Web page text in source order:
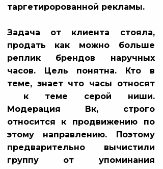
таргетиророванной рекламы.
Задача от клиента стояла,
продать как можно больше
реплик брендов наручных
часов. Цель понятна. Кто в
теме, знает что часы относят
к теме серой ниши.
Модерация Вк, строго
относится к продвижению по
этому направлению. Поэтому
предварительно вычистили
группу от упоминания